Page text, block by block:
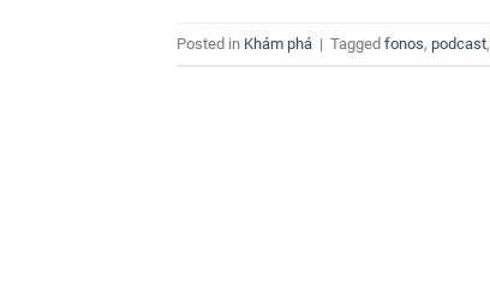
Posted in Khám phá | Tagged fonos, podcast,